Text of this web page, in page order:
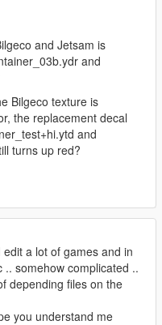
and Jetsam is
and
Bilgeco texture is
the replacement decal
and
turns up red?
edit a lot of games and in
.. somehow complicated ..
depending files on the
you understand me